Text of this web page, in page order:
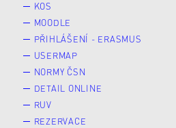
KOS
MOODLE
PŘIHLÁŠENÍ - ERASMUS
USERMAP
NORMY ČSN
DETAIL ONLINE
RUV
REZERVACE